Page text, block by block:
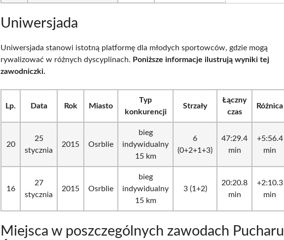
Uniwersjada
Uniwersjada stanowi istotną platformę dla młodych sportowców, gdzie mogą
rywalizować w różnych dyscyplinach. Poniższe informacje ilustrują wyniki tej
zawodniczki.
Lp. Data Rok Miasto
Typ
konkurencji
Strzały
Łączny
czas
Różnica
20
25
stycznia
2015 Osrblie
bieg
indywidualny
15 km
6
(0+2+1+3)
47:29.4
min
+5:56.4
min
16
27
stycznia
2015 Osrblie
bieg
indywidualny
15 km
3 (1+2)
20:20.8
min
+2:10.3
min
Miejsca w poszczególnych zawodach Pucharu